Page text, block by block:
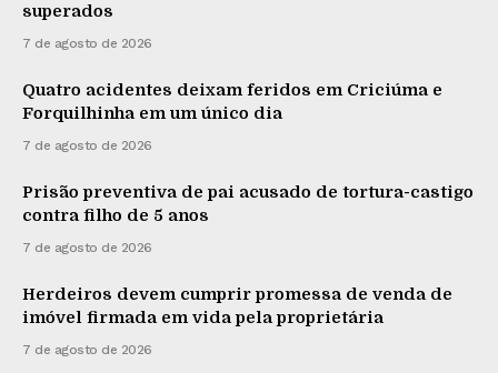
superados
7 de agosto de 2026
Quatro acidentes deixam feridos em Criciúma e
Forquilhinha em um único dia
7 de agosto de 2026
Prisão preventiva de pai acusado de tortura-castigo
contra filho de 5 anos
7 de agosto de 2026
Herdeiros devem cumprir promessa de venda de
imóvel firmada em vida pela proprietária
7 de agosto de 2026